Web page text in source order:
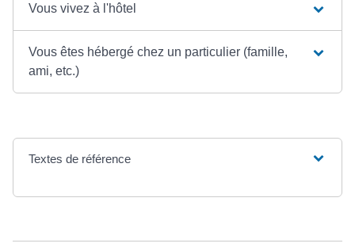
Vous vivez à l'hôtel
Vous êtes hébergé chez un particulier (famille,
ami, etc.)
Textes de référence